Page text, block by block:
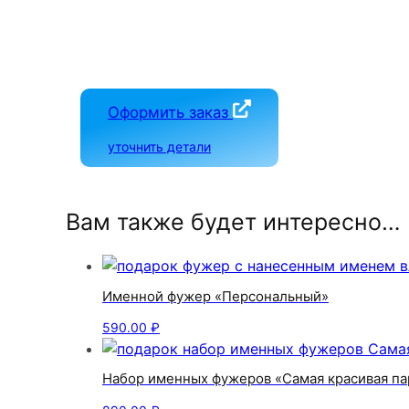
Оформить заказ
уточнить детали
Вам также будет интересно…
Именной фужер «Персональный»
590.00 ₽
Набор именных фужеров «Самая красивая